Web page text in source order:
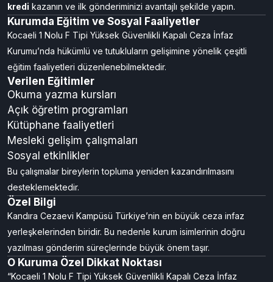
kredi kazanın ve ilk gönderiminizi avantajlı şekilde yapın.
Kurumda Eğitim ve Sosyal Faaliyetler
Kocaeli 1 Nolu F Tipi Yüksek Güvenlikli Kapalı Ceza İnfaz
Kurumu’nda hükümlü ve tutukluların gelişimine yönelik çeşitli
eğitim faaliyetleri düzenlenebilmektedir.
Verilen Eğitimler
Okuma yazma kursları
Açık öğretim programları
Kütüphane faaliyetleri
Mesleki gelişim çalışmaları
Sosyal etkinlikler
Bu çalışmalar bireylerin topluma yeniden kazandırılmasını
desteklemektedir.
Özel Bilgi
Kandıra Cezaevi Kampüsü Türkiye’nin en büyük ceza infaz
yerleşkelerinden biridir. Bu nedenle kurum isimlerinin doğru
yazılması gönderim süreçlerinde büyük önem taşır.
O Kuruma Özel Dikkat Noktası
“Kocaeli 1 Nolu F Tipi Yüksek Güvenlikli Kapalı Ceza İnfaz